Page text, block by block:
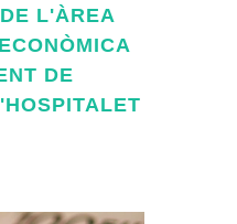
L'ÀREA
DE